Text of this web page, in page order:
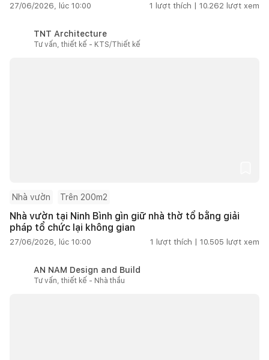
27/06/2026, lúc 10:00 1 lượt thích | 10.262 lượt xem
TNT Architecture
Tư vấn, thiết kế - KTS/Thiết kế
Nhà vườn Trên 200m2
Nhà vườn tại Ninh Bình gìn giữ nhà thờ tổ bằng giải
pháp tổ chức lại không gian
27/06/2026, lúc 10:00 1 lượt thích | 10.505 lượt xem
AN NAM Design and Build
Tư vấn, thiết kế - Nhà thầu